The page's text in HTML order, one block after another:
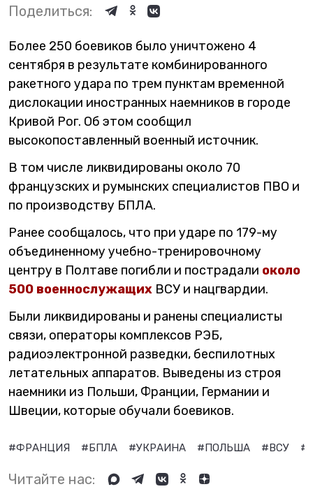
Поделиться:
Более 250 боевиков было уничтожено 4
сентября в результате комбинированного
ракетного удара по трем пунктам временной
дислокации иностранных наемников в городе
Кривой Рог. Об этом сообщил
высокопоставленный военный источник.
В том числе ликвидированы около 70
французских и румынских специалистов ПВО и
по производству БПЛА.
Ранее сообщалось, что при ударе по 179-му
объединенному учебно-тренировочному
центру в Полтаве погибли и пострадали около
500 военнослужащих ВСУ и нацгвардии.
Были ликвидированы и ранены специалисты
связи, операторы комплексов РЭБ,
радиоэлектронной разведки, беспилотных
летательных аппаратов. Выведены из строя
наемники из Польши, Франции, Германии и
Швеции, которые обучали боевиков.
#ФРАНЦИЯ #БПЛА #УКРАИНА #ПОЛЬША #ВСУ
Читайте нас: